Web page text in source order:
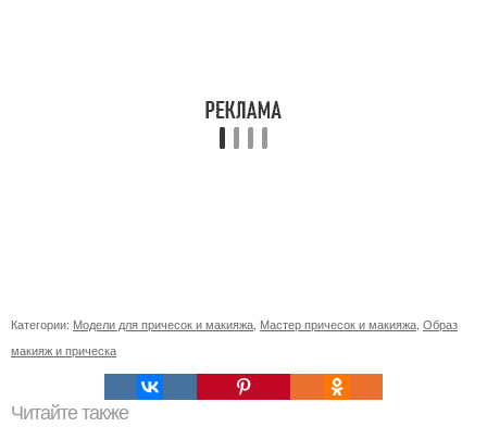
Категории: Модели для причесок и макияжа Мастер причесок и макияжа Образ
макияж и прическа
Читайте также